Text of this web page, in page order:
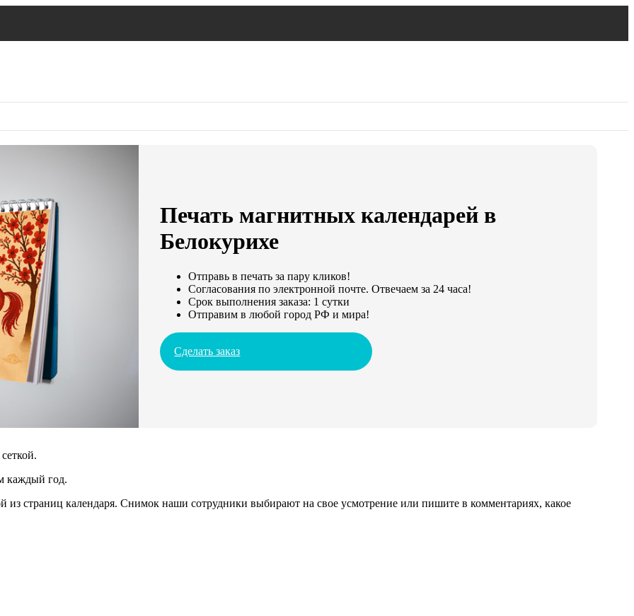
Печать магнитных календарей в
Белокурихе
Отправь в печать за пару кликов!
Согласования по электронной почте. Отвечаем за 24 часа!
Срок выполнения заказа: 1 сутки
Отправим в любой город РФ и мира!
Сделать заказ
каждый год.
страниц календаря. Снимок наши сотрудники выбирают на свое усмотрение или пишите в комментариях, какое